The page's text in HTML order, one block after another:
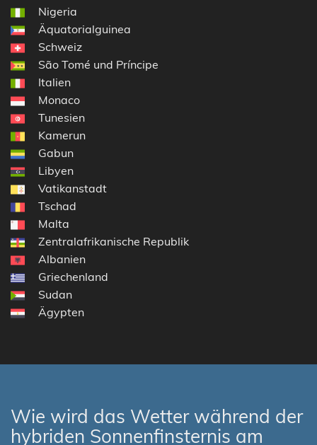
Nigeria
Äquatorialguinea
Schweiz
São Tomé und Príncipe
Italien
Monaco
Tunesien
Kamerun
Gabun
Libyen
Vatikanstadt
Tschad
Malta
Zentralafrikanische Republik
Albanien
Griechenland
Sudan
Ägypten
Wie wird das Wetter während der
hybriden Sonnenfinsternis am